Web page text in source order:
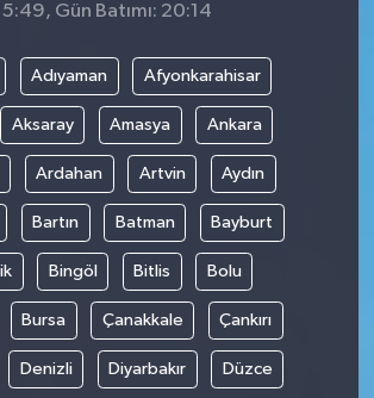
5:49, Gün Batımı: 20:14
Adıyaman Afyonkarahisar
Aksaray Amasya Ankara
Ardahan Artvin Aydın
Bartın Batman Bayburt
Bingöl Bitlis Bolu
Bursa Çanakkale Çankırı
Denizli Diyarbakır Düzce